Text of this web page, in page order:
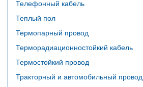
Телефонный кабель
Теплый пол
Термопарный провод
Терморадиационностойкий кабель
Термостойкий провод
Тракторный и автомобильный провод